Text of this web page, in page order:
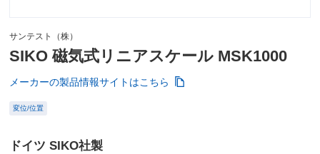
サンテスト（株）
SIKO 磁気式リニアスケール MSK1000
メーカーの製品情報サイトはこちら
変位/位置
ドイツ SIKO社製